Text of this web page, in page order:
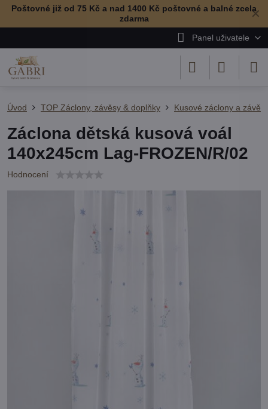
✕
Poštovné již od 75 Kč a nad 1400 Kč poštovné a balné zcela
zdarma
Panel uživatele
Úvod TOP Záclony, závěsy & doplňky Kusové záclony a
Záclona dětská kusová voál
140x245cm Lag-FROZEN/R/02
Hodnocení